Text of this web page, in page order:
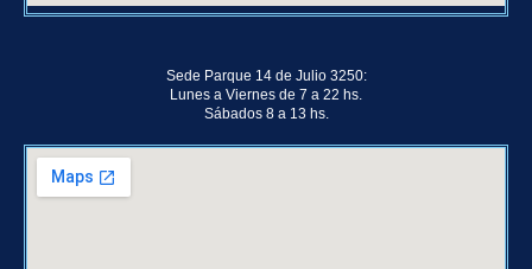
Sede Parque 14 de Julio 3250:
Lunes a Viernes de 7 a 22 hs.
Sábados 8 a 13 hs.